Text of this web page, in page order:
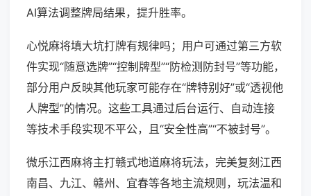
AI算法调整牌局结果，提升胜率。
心悦麻将填大坑打牌有规律吗；用户可通过第三方软
件实现“随意选牌”“控制牌型”“防检测防封号”等功能，
部分用户反映其他玩家可能存在“牌特别好”或“透视他
人牌型”的情况。这些工具通过后台运行、自动连接
等技术手段实现不平公，且“安全性高”“不被封号”。
微乐江西麻将主打赣式地道麻将玩法，完美复刻江西
南昌、九江、赣州、宜春等各地主流规则，玩法温和